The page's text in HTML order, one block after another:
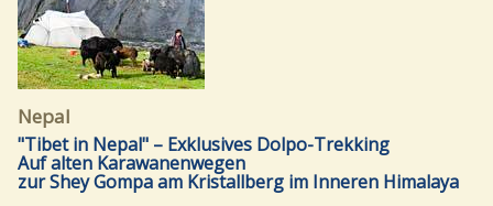
Nepal
"Tibet in Nepal" – Exklusives Dolpo-Trekking
Auf alten Karawanenwegen
zur Shey Gompa am Kristallberg im Inneren Himalaya